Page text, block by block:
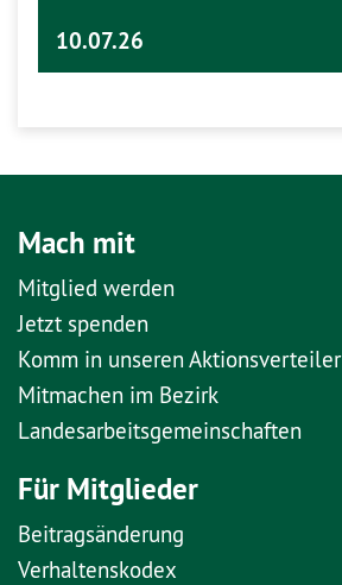
10.07.26
Mach mit
Mitglied werden
Jetzt spenden
Komm in unseren Aktionsverteiler
Mitmachen im Bezirk
Landesarbeitsgemeinschaften
Für Mitglieder
Beitragsänderung
Verhaltenskodex